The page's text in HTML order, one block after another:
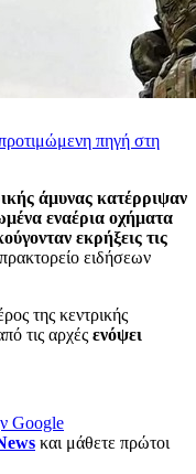
πηγή στη
άμυνας κατέρριψαν
εναέρια οχήματα
εκρήξεις τις
ειδήσεων
της κεντρικής
τις αρχές ενόψει
Google
και μάθετε πρώτοι